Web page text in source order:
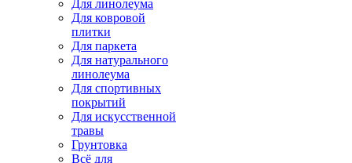
Для линолеума
Для ковровой
плитки
Для паркета
Для натурального
линолеума
Для спортивных
покрытий
Для искусственной
травы
Грунтовка
Всё для